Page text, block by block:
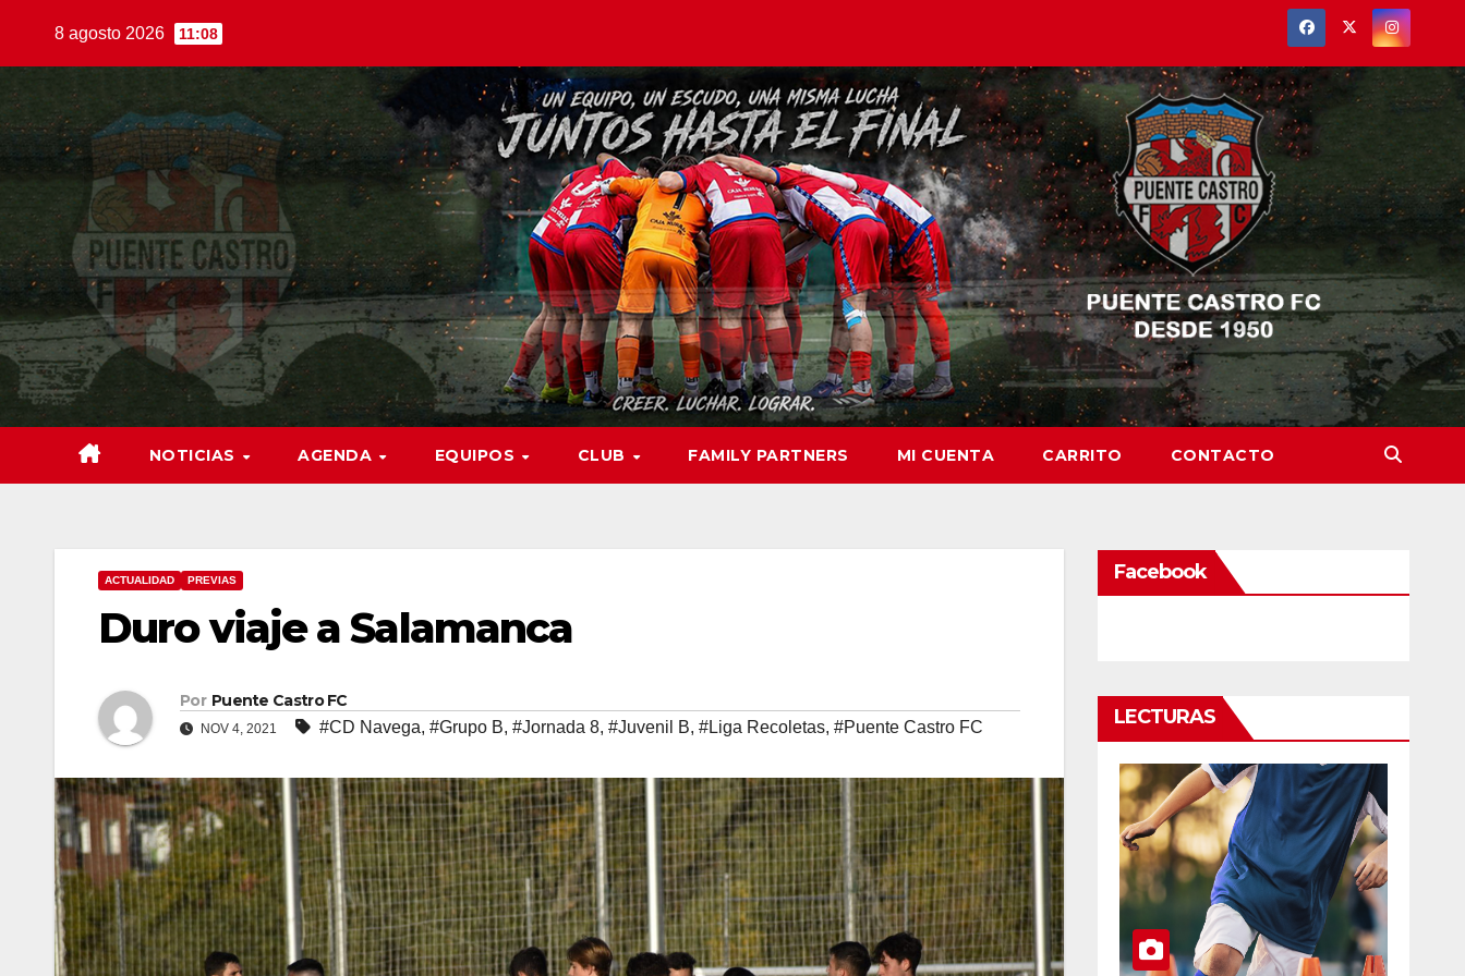
8 agosto 2026 11:08
NOTICIAS AGENDA EQUIPOS CLUB FAMILY PARTNERS MI CUENTA CARRITO CONTACTO
ACTUALIDAD PREVIAS
Duro viaje a Salamanca
Por Puente Castro FC
NOV 4, 2021 #CD Navega, #Grupo B, #Jornada 8, #Juvenil B, #Liga Recoletas, #Puente Castro FC
Facebook
LECTURAS